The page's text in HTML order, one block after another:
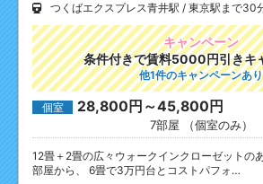
つくばエクスプレス青井駅
東京駅まで30
キャンペーン
条件付きで賃料5000円引きキ
他1件のキャンペーンあり
個室 28,800円～45,800円
7部屋 （個室のみ）
12畳＋2畳の広々ウォークインクローゼットの
部屋から、 6畳で3万円台とコストパフォ…